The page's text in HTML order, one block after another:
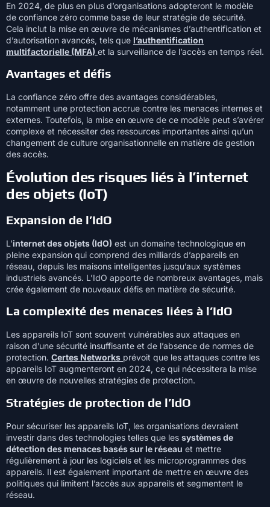
En 2024, de plus en plus d’organisations adopteront le modèle
de confiance zéro comme base de leur stratégie de sécurité.
Cela inclut la mise en œuvre de mécanismes d’authentification et
d’autorisation avancés, tels que l’authentification
multifactorielle (MFA) et la surveillance de l’accès en temps réel.
Avantages et défis
La confiance zéro offre des avantages considérables,
notamment une protection accrue contre les menaces internes et
externes. Toutefois, la mise en œuvre de ce modèle peut s’avérer
complexe et nécessiter des ressources importantes ainsi qu’un
changement de culture organisationnelle en matière de gestion
des accès.
Évolution des risques liés à l’internet
des objets (IoT)
Expansion de l’IdO
L’internet des objets (IdO) est un domaine technologique en
pleine expansion qui comprend des milliards d’appareils en
réseau, depuis les maisons intelligentes jusqu’aux systèmes
industriels avancés. L’IdO apporte de nombreux avantages, mais
crée également de nouveaux défis en matière de sécurité.
La complexité des menaces liées à l’IdO
Les appareils IoT sont souvent vulnérables aux attaques en
raison d’une sécurité insuffisante et de l’absence de normes de
protection. Certes Networks prévoit que les attaques contre les
appareils IoT augmenteront en 2024, ce qui nécessitera la mise
en œuvre de nouvelles stratégies de protection.
Stratégies de protection de l’IdO
Pour sécuriser les appareils IoT, les organisations devraient
investir dans des technologies telles que les systèmes de
détection des menaces basés sur le réseau et mettre
régulièrement à jour les logiciels et les microprogrammes des
appareils. Il est également important de mettre en œuvre des
politiques qui limitent l’accès aux appareils et segmentent le
réseau.